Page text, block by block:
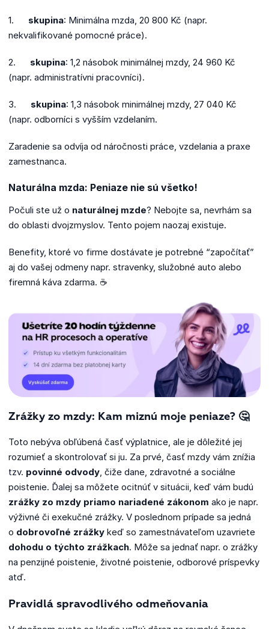
1. skupina: Minimálna mzda, 20 800 Kč (napr.
nekvalifikované pomocné práce).
2. skupina: 1,2 násobok minimálnej mzdy, 24 960 Kč
(napr. administratívni pracovníci).
3. skupina: 1,3 násobok minimálnej mzdy, 27 040 Kč
(napr. odborníci s vyšším vzdelaním.
Zaradenie sa odvíja od náročnosti práce, vzdelania a praxe
zamestnanca.
Naturálna mzda: Peniaze nie sú všetko!
Počuli ste už o naturálnej mzde? Nebojte sa, nevrhám sa
do oblasti dvojzmyslov. Tento pojem naozaj existuje.
Benefity, ktoré vo firme dostávate je potrebné “započítať”
aj do vašej odmeny napr. stravenky, služobné auto alebo
firemná káva zdarma. ☕
Zrážky zo mzdy: Kam miznú moje peniaze? 🤔
Toto nebýva obľúbená časť výplatnice, ale je dôležité jej
rozumieť a skontrolovať si ju. Za prvé, časť mzdy vám znížia
tzv. povinné odvody, čiže dane, zdravotné a sociálne
poistenie. Ďalej sa môžete ocitnúť v situácii, keď vám budú
zrážky zo mzdy priamo nariadené zákonom ako je napr.
výživné či exekučné zrážky. V poslednom prípade sa jedná
o dobrovoľné zrážky keď so zamestnávateľom uzavriete
dohodu o týchto zrážkach. Môže sa jednať napr. o zrážky
na penzijné poistenie, životné poistenie, odborové príspevky
atď.
Pravidlá spravodlivého odmeňovania